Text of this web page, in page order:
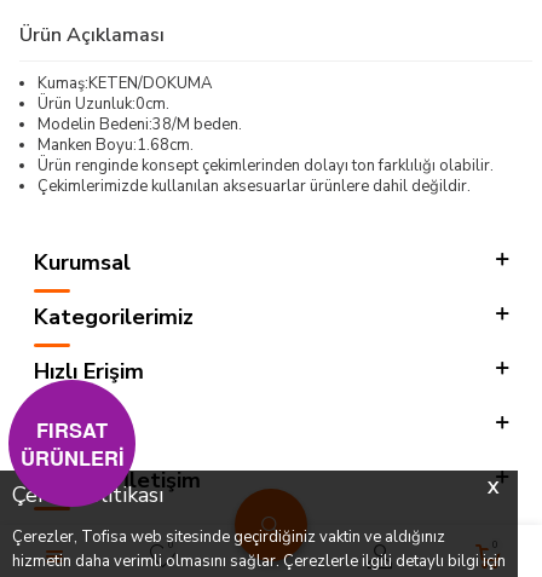
X
Çerez Politikası
Çerezler, Tofisa web sitesinde geçirdiğiniz vaktin ve aldığınız
hizmetin daha verimli olmasını sağlar. Çerezlerle ilgili detaylı bilgi için
0 0
Ürün Açıklaması
Kumaş:KETEN/DOKUMA
Ürün Uzunluk:0cm.
Modelin Bedeni:38/M beden.
Manken Boyu:1.68cm.
Ürün renginde konsept çekimlerinden dolayı ton farklılığı olabilir.
Çekimlerimizde kullanılan aksesuarlar ürünlere dahil değildir.
Kurumsal
Kategorilerimiz
Hızlı Erişim
Sosyal
Adres & İletişim
FIRSAT
ÜRÜNLERİ